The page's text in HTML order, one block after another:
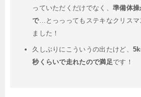
っていただくだけでなく、準備体操
で…とっっってもステキなクリスマ
ました！
久しぶりにこういうの出たけど、
秒くらいで走れたので満足です！